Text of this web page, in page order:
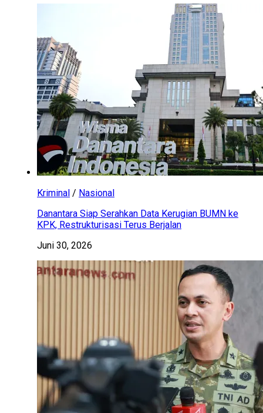
Kriminal / Nasional
Danantara Siap Serahkan Data Kerugian BUMN ke
KPK, Restrukturisasi Terus Berjalan
Juni 30, 2026